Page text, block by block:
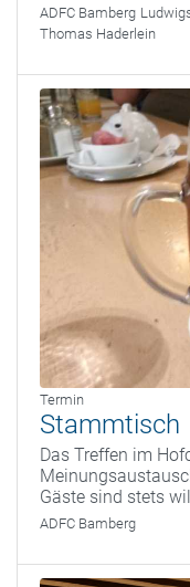
ADFC Bamberg
Thomas Haderlein
Termin
Stammtisch
Das Treffen im
Gäste sind stets
ADFC Bamberg